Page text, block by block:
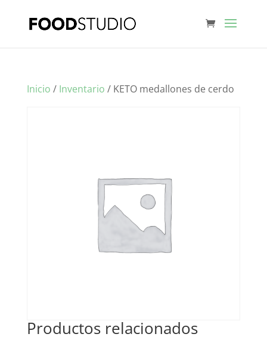
Inicio / Inventario / KETO medallones de cerdo
Productos relacionados